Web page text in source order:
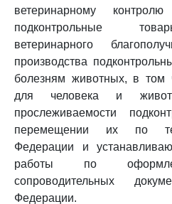
ветеринарному
подконтрольные
ветеринарного
производства
болезням животных, в том
для человека и
прослеживаемости
перемещении их по
Федерации и
работы по
сопроводительных
Федерации.